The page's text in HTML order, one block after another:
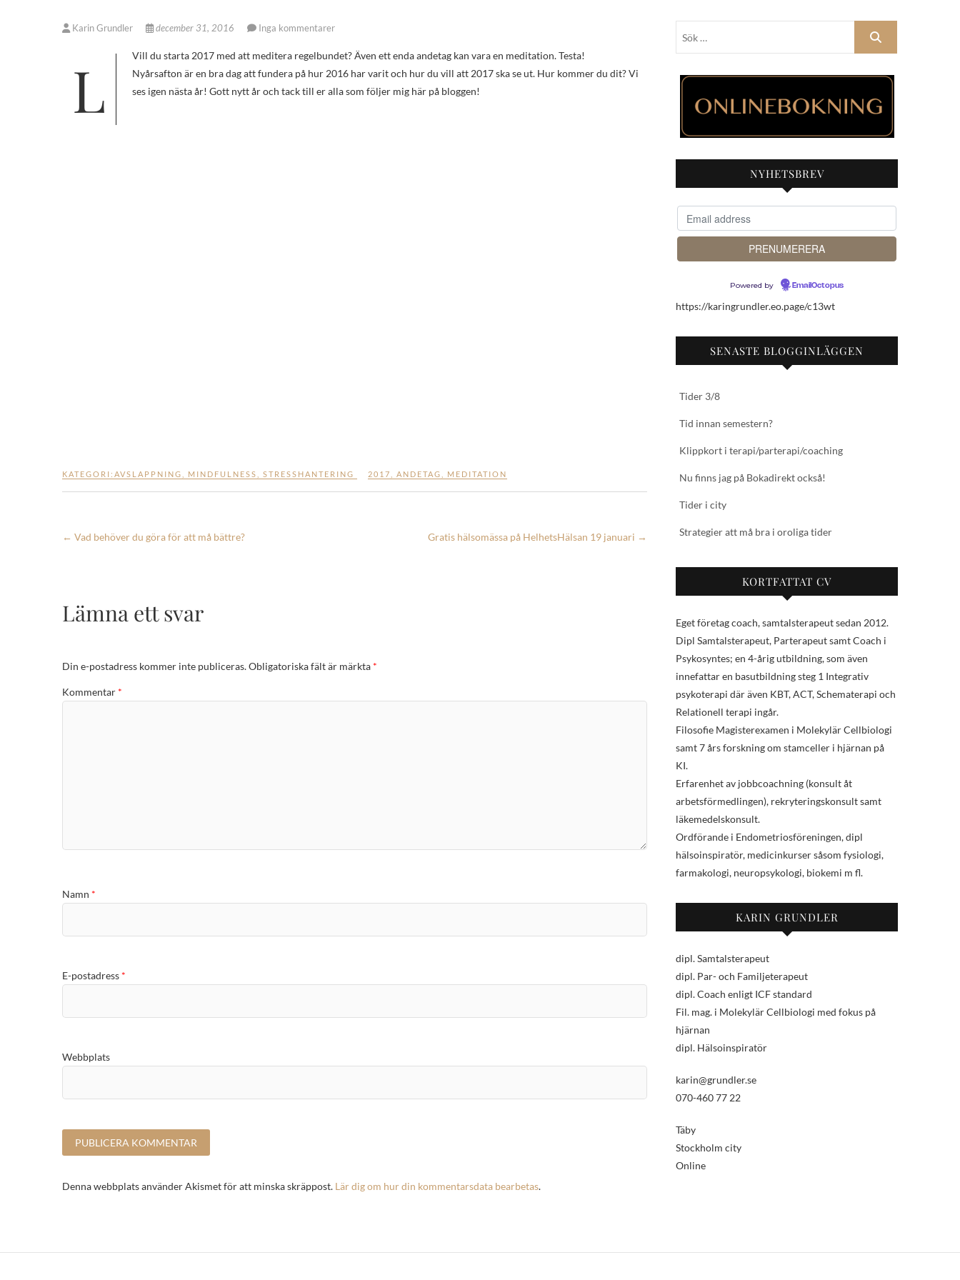
Karin Grundler december 31, 2016 Inga kommentarer
LVill du starta 2017 med att meditera regelbundet? Även ett enda andetag kan vara en meditation. Testa!
Nyårsafton är en bra dag att fundera på hur 2016 har varit och hur du vill att 2017 ska se ut. Hur kommer du dit? Vi
ses igen nästa år! Gott nytt år och tack till er alla som följer mig här på bloggen!
KATEGORI: AVSLAPPNING MINDFULNESS STRESSHANTERING 2017 ANDETAG MEDITATION
← Vad behöver du göra för att må bättre? Gratis hälsomässa på HelhetsHälsan 19 januari →
Lämna ett svar
Din e-postadress kommer inte publiceras.Obligatoriska fält är märkta *
Kommentar *
Namn *
E-postadress *
Webbplats
Denna webbplats använder Akismet för att minska skräppost. Lär dig om hur din kommentarsdata bearbetas.
NYHETSBREV
Powered by EmailOctopus
https://karingrundler.eo.page/c13wt
SENASTE BLOGGINLÄGGEN
Tider 3/8
Tid innan semestern?
Klippkort i terapi/parterapi/coaching
Nu finns jag på Bokadirekt också!
Tider i city
Strategier att må bra i oroliga tider
KORTFATTAT CV
Eget företag coach, samtalsterapeut sedan 2012.
Dipl Samtalsterapeut, Parterapeut samt Coach i
Psykosyntes; en 4-årig utbildning, som även
innefattar en basutbildning steg 1 Integrativ
psykoterapi där även KBT, ACT, Schematerapi och
Relationell terapi ingår.
Filosofie Magisterexamen i Molekylär Cellbiologi
samt 7 års forskning om stamceller i hjärnan på
KI.
Erfarenhet av jobbcoachning (konsult åt
arbetsförmedlingen), rekryteringskonsult samt
läkemedelskonsult.
Ordförande i Endometriosföreningen, dipl
hälsoinspiratör, medicinkurser såsom fysiologi,
farmakologi, neuropsykologi, biokemi m fl.
KARIN GRUNDLER
dipl. Samtalsterapeut
dipl. Par- och Familjeterapeut
dipl. Coach enligt ICF standard
Fil. mag. i Molekylär Cellbiologi med fokus på
hjärnan
dipl. Hälsoinspiratör
karin@grundler.se
070-460 77 22
Täby
Stockholm city
Online